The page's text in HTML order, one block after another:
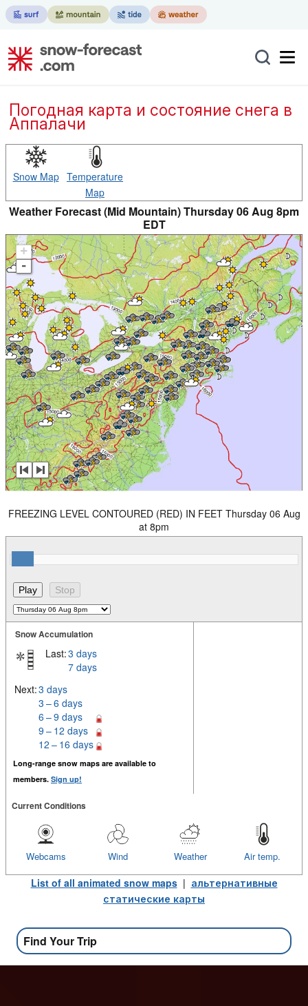
Погодная карта и состояние снега в
Аппалачи
Snow Map Temperature
Map
Weather Forecast (Mid Mountain) Thursday 06 Aug 8pm
EDT
+
-
FREEZING LEVEL CONTOURED (RED) IN FEET Thursday 06 Aug
at 8pm
Snow Accumulation
Last:3 days
7 days
Next:3 days
3 – 6 days
6 – 9 days
9 – 12 days
12 – 16 days
Long-range snow maps are available to
members. Sign up!
Current Conditions
Air temp.
Weather
Wind
Webcams
List of all animated snow maps| альтернативные
статические карты
Find Your Trip